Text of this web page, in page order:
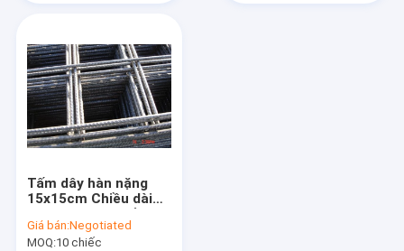
Lưới lọc dây
Lưới dây sợi
Tấm dây hàn nặng
15x15cm Chiều dài
kẽm
Giá bán:Negotiated
MOQ:10 chiếc